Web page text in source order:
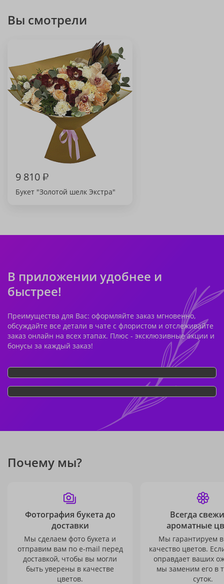
Вы смотрели
9 810₽
Букет "Золотой шелк Экстра"
В приложении удобнее и
быстрее!
Преимущества для Вас: оформляйте заказ мгновенно,
обсуждайте все детали в чате с флористом и отслеживайте
заказ онлайн на всех этапах. Плюс - эксклюзивные акции и
бонусы за каждый заказ!
Почему мы?
Фотография букета до
доставки
Мы сделаем фото букета и
отправим вам по e-mail перед
доставкой, чтобы вы могли
быть уверены в качестве
цветов.
Всегда
ароматные
Мы гарантируем
качество цветов.
оправдает ваших
мы заменим его в
суток.